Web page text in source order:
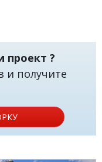
собой
комплексы,
и
Вы можете
именно вам,
реализовать
проект ?
и получите